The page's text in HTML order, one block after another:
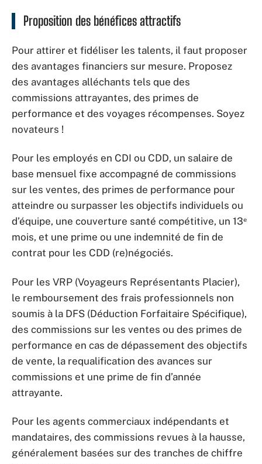
Proposition des bénéfices attractifs
Pour attirer et fidéliser les talents, il faut proposer
des avantages financiers sur mesure. Proposez
des avantages alléchants tels que des
commissions attrayantes, des primes de
performance et des voyages récompenses. Soyez
novateurs !
Pour les employés en CDI ou CDD, un salaire de
base mensuel fixe accompagné de commissions
sur les ventes, des primes de performance pour
atteindre ou surpasser les objectifs individuels ou
d’équipe, une couverture santé compétitive, un 13ᵉ
mois, et une prime ou une indemnité de fin de
contrat pour les CDD (re)négociés.
Pour les VRP (Voyageurs Représentants Placier),
le remboursement des frais professionnels non
soumis à la DFS (Déduction Forfaitaire Spécifique),
des commissions sur les ventes ou des primes de
performance en cas de dépassement des objectifs
de vente, la requalification des avances sur
commissions et une prime de fin d’année
attrayante.
Pour les agents commerciaux indépendants et
mandataires, des commissions revues à la hausse,
généralement basées sur des tranches de chiffre